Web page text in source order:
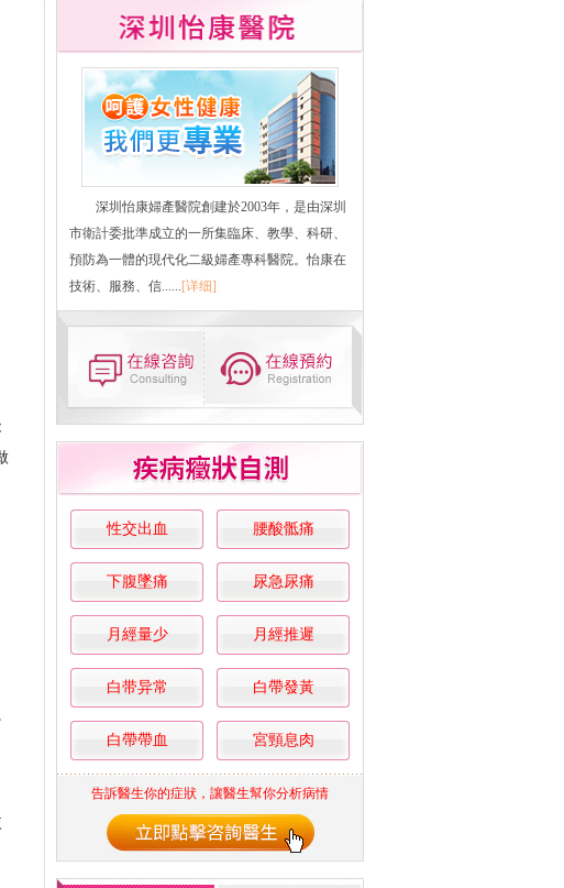
深圳怡康婦產醫院創建於2003年，是由深圳
市衛計委批準成立的一所集臨床、教學、科研、
預防為一體的現代化二級婦產專科醫院。怡康在
技術、服務、信...... [详细]
性交出血 腰酸骶痛
下腹墜痛 尿急尿痛
月經量少 月經推遲
白带异常 白帶發黃
白帶帶血 宮頸息肉
告訴醫生你的症狀，讓醫生幫你分析病情